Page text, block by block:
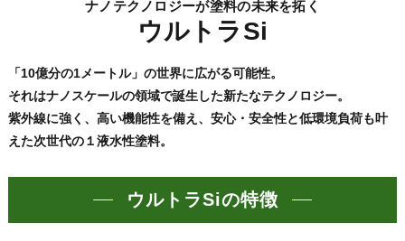
ナノテクノロジーが塗料の未来を拓く
ウルトラSi
「10億分の1メートル」の世界に広がる可能性。
それはナノスケールの領域で誕生した新たなテクノロジー。
紫外線に強く、高い機能性を備え、安心・安全性と低環境負荷も叶
えた次世代の１液水性塗料。
ウルトラSiの特徴